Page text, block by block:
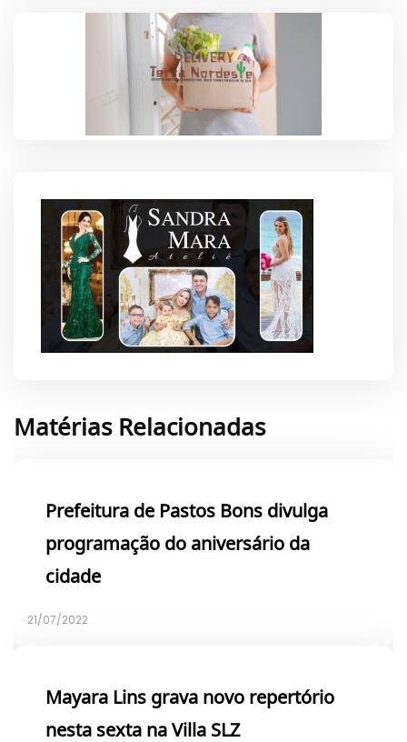
Matérias Relacionadas
Prefeitura de Pastos Bons divulga
programação do aniversário da
cidade
21/07/2022
Mayara Lins grava novo repertório
nesta sexta na Villa SLZ